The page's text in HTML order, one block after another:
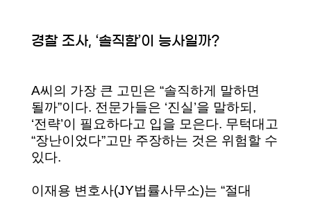
경찰 조사, ‘솔직함’이 능사일까?
A씨의 가장 큰 고민은 “솔직하게 말하면
될까”이다. 전문가들은 ‘진실’을 말하되,
‘전략’이 필요하다고 입을 모은다. 무턱대고
“장난이었다”고만 주장하는 것은 위험할 수
있다.
이재용 변호사(JY법률사무소)는 “절대